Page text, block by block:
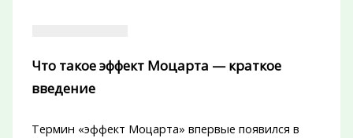
Что такое эффект Моцарта — краткое
введение
Термин «эффект Моцарта» впервые появился в